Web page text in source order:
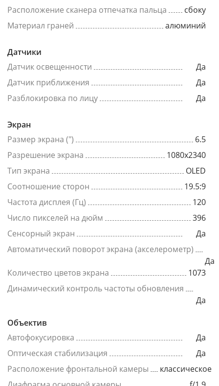
Расположение сканера отпечатка пальца
сбоку
Материал граней
алюминий
Датчики
Датчик освещенности
Да
Датчик приближения
Да
Разблокировка по лицу
Да
Экран
Размер экрана (")
6.5
Разрешение экрана
1080x2340
Тип экрана
OLED
Соотношение сторон
19.5:9
Частота дисплея (Гц)
120
Число пикселей на дюйм
396
Сенсорный экран
Да
Автоматический поворот экрана (акселерометр)
Да
Количество цветов экрана
1073
Динамический контроль частоты обновления
Да
Объектив
Автофокусировка
Да
Оптическая стабилизация
Да
Расположение фронтальной камеры
классическое